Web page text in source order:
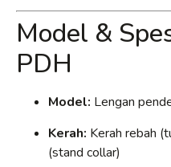
Model &
PDH
Model: Lengan
Kerah: Kerah rebah
(stand collar)